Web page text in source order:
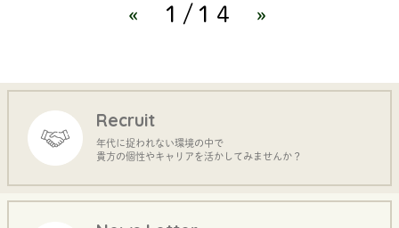
« 1/14 »
Recruit
年代に捉われない環境の中で
貴方の個性やキャリアを活かしてみませんか？